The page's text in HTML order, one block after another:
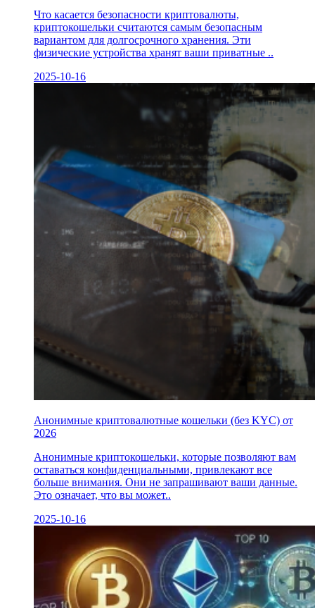
Что касается безопасности криптовалюты,
криптокошельки считаются самым безопасным
вариантом для долгосрочного хранения. Эти
физические устройства хранят ваши приватные ..
2025-10-16
Анонимные криптовалютные кошельки (без KYC) от
2026
Анонимные криптокошельки, которые позволяют вам
оставаться конфиденциальными, привлекают все
больше внимания. Они не запрашивают ваши данные.
Это означает, что вы может..
2025-10-16